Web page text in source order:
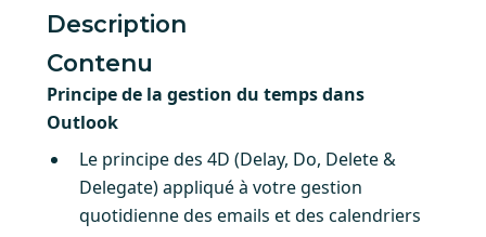
Description
Contenu
Principe de la gestion du temps dans
Outlook
Le principe des 4D (Delay, Do, Delete &
Delegate) appliqué à votre gestion
quotidienne des emails et des calendriers